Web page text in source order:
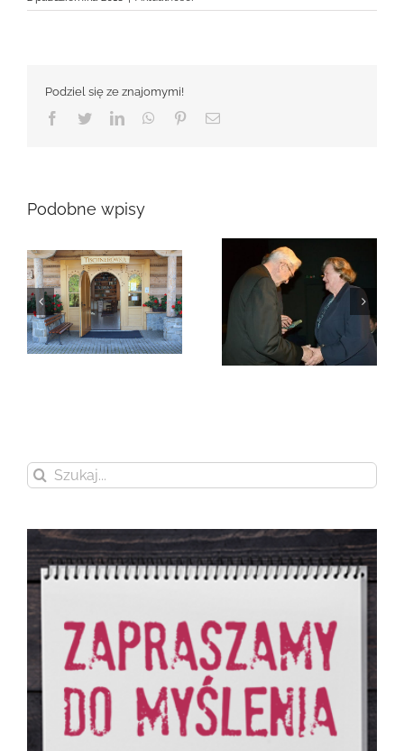
Podziel się ze znajomymi!
Facebook
TwitterLinkedInWhatsApp
PinterestEmail
Podobne wpisy
Zmarła Genowefa
Sikora
Zmarła Wanda
Czubernatowa
Szukaj